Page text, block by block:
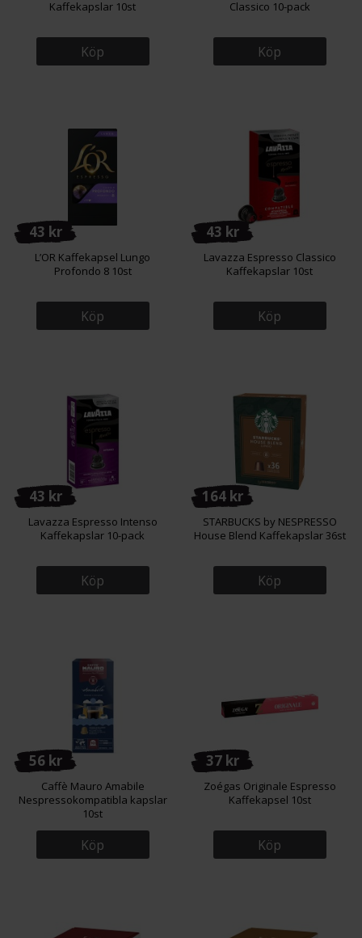
Kaffekapslar 10st
Köp
Classico 10-pack
Köp
43 kr
L’OR Kaffekapsel Lungo
Profondo 8 10st
Köp
43 kr
Lavazza Espresso Classico
Kaffekapslar 10st
Köp
43 kr
Lavazza Espresso Intenso
Kaffekapslar 10-pack
Köp
164 kr
STARBUCKS by NESPRESSO
House Blend Kaffekapslar 36st
Köp
56 kr
Caffè Mauro Amabile
Nespressokompatibla kapslar
10st
Köp
37 kr
Zoégas Originale Espresso
Kaffekapsel 10st
Köp